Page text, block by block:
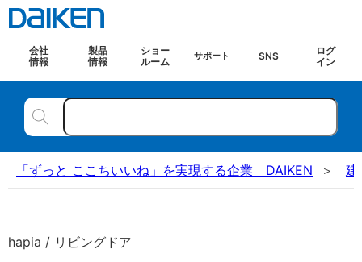
会社
情報
製品
情報
ショー
ルーム
サポート SNS
ログ
イン
「ずっと ここちいいね」を実現する企業 DAIKEN 建
hapia / リビングドア